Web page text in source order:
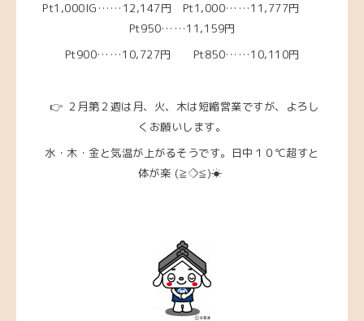
Pt1,000IG……12,147円 Pt1,000……11,777円
Pt950……11,159円
Pt900……10,727円 Pt850……10,110円
👉 ２月第２週は月、火、木は短縮営業ですが、よろし
くお願いします。
水・木・金と気温が上がるそうです。日中１０℃超すと
体が楽 (≧◇≦)☀